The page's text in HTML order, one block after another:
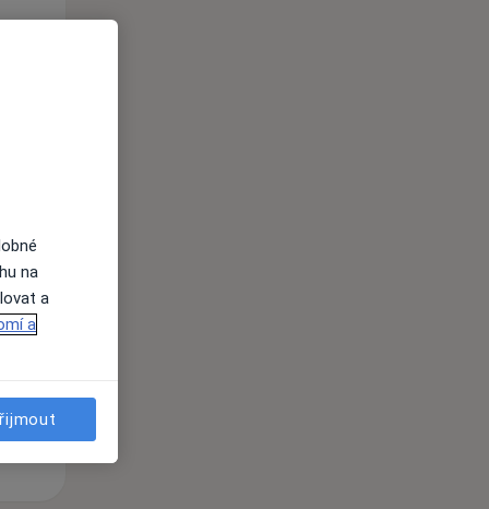
na
a
a